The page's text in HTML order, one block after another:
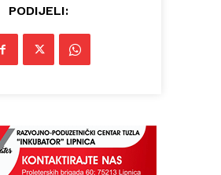
PODIJELI: